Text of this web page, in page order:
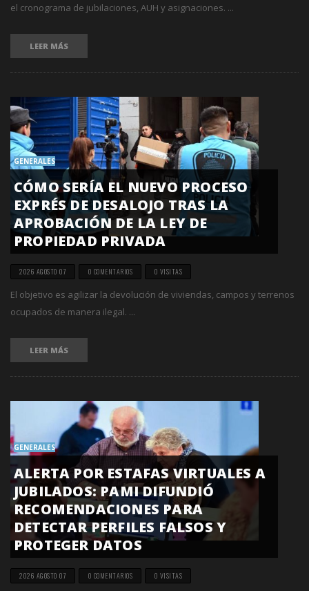
el cronograma de jubilaciones, AUH y asignaciones. ...
LEER MÁS
GENERALES
CÓMO SERÍA EL NUEVO PROCESO
EXPRÉS DE DESALOJO TRAS LA
APROBACIÓN DE LA LEY DE
PROPIEDAD PRIVADA
2026 AGOSTO 07 0 COMENTARIOS 0 VISITAS
El objetivo es agilizar la devolución de viviendas, campos y terrenos
ocupados de manera ilegal. ...
LEER MÁS
GENERALES
ALERTA POR ESTAFAS VIRTUALES A
JUBILADOS: PAMI DIFUNDIÓ
RECOMENDACIONES PARA
DETECTAR PERFILES FALSOS Y
PROTEGER DATOS
2026 AGOSTO 07 0 COMENTARIOS 0 VISITAS